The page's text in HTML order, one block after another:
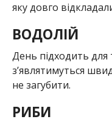
яку довго
ВОДОЛІЙ
День підходить для
з’являтимуться
не загубити.
РИБИ